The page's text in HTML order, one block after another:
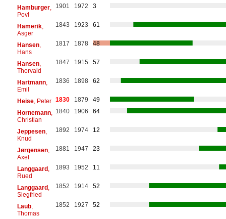
Hamburger,
Povl
1901 1972 3
Hamerik,
Asger
1843 1923 61
Hansen,
Hans
1817 1878 48
Hansen,
Thorvald
1847 1915 57
Hartmann,
Emil
1836 1898 62
Heise, Peter 1830 1879
49
Hornemann,
Christian
1840 1906 64
Jeppesen,
Knud
1892 1974 12
Jørgensen,
Axel
1881 1947 23
Langgaard,
Rued
1893 1952 11
Langgaard,
Siegfried
1852 1914 52
Laub,
Thomas
1852 1927 52